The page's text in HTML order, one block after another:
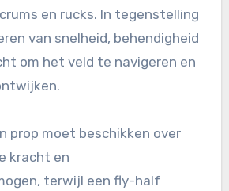
en rucks. In tegenstelling
van snelheid, behendigheid
om het veld te navigeren en
prop moet beschikken over
kracht en
terwijl een fly-half